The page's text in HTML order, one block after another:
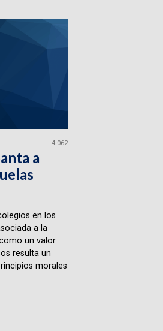
4.062
a
en los
a la
un valor
resulta un
morales